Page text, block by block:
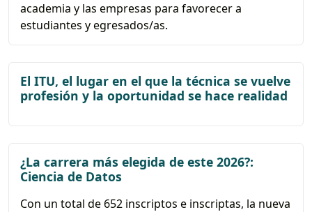
academia y las empresas para favorecer a
estudiantes y egresados/as.
El ITU, el lugar en el que la técnica se vuelve
profesión y la oportunidad se hace realidad
¿La carrera más elegida de este 2026?:
Ciencia de Datos
Con un total de 652 inscriptos e inscriptas, la nueva